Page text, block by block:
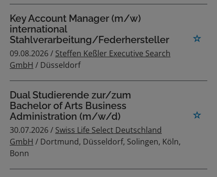
Key Account Manager (m/w)
international
Stahlverarbeitung/Federhersteller
09.08.2026 / Steffen Keßler Executive Search
GmbH / Düsseldorf
Dual Studierende zur/zum
Bachelor of Arts Business
Administration (m/w/d)
30.07.2026 / Swiss Life Select Deutschland
GmbH / Dortmund, Düsseldorf, Solingen, Köln,
Bonn